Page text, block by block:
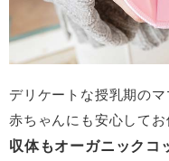
デリケートな授乳期の
赤ちゃんにも安心してお
収体もオーガニック